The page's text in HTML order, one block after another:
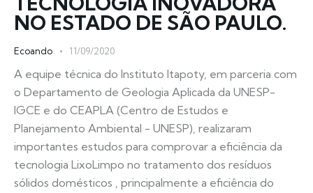
NO ESTADO DE SÃO PAULO.
Ecoando 11/09/2020
A equipe técnica do Instituto Itapoty, em parceria com
o Departamento de Geologia Aplicada da UNESP-
IGCE e do CEAPLA (Centro de Estudos e
Planejamento Ambiental - UNESP), realizaram
importantes estudos para comprovar a eficiência da
tecnologia LixoLimpo no tratamento dos resíduos
sólidos domésticos , principalmente a eficiência do